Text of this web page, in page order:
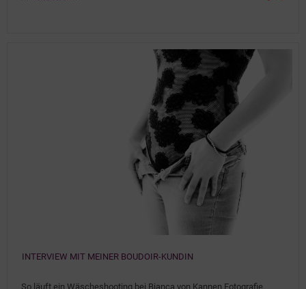
INTERVIEW MIT MEINER BOUDOIR-KUNDIN
So läuft ein Wäscheshooting bei Bianca von Kannen Fotografie